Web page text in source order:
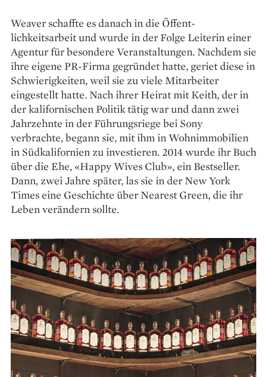
Weaver schaffte es danach in die Öffent­
lichkeitsarbeit und wurde in der Folge Leiterin einer
Agentur für besondere Veranstaltungen. Nachdem sie
ihre eigene PR-Firma gegründet hatte, geriet diese in
Schwierigkeiten, weil sie zu viele Mitarbeiter
eingestellt hatte. Nach ihrer Heirat mit Keith, der in
der kalifornischen ­Politik tätig war und dann zwei
Jahrzehnte in der Führungsriege bei Sony
verbrachte, begann sie, mit ihm in Wohnimmobilien
in Südkalifornien zu ­investieren. 2014 wurde ihr Buch
über die Ehe, «Happy Wives Club», ein Bestseller.
Dann, zwei Jahre später, las sie in der New York
Times eine Geschichte über Nearest Green, die ihr
Leben verändern sollte.